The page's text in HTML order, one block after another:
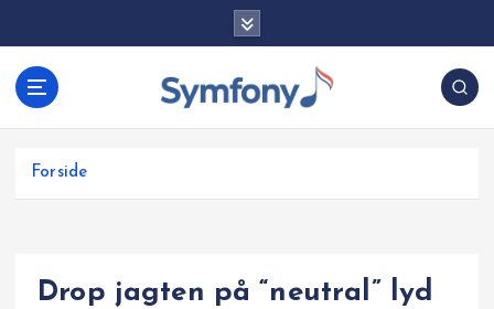
Forside
Drop jagten på “neutral” lyd